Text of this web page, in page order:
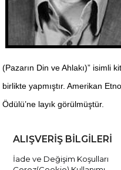
(Pazarın Din ve Ahlakı)” isimli
birlikte yapmıştır. Amerikan
Ödülü’ne layık görülmüştür.
ALIŞVERİŞ BİLGİLERİ
İade ve Değişim Koşulları